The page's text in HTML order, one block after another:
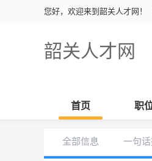
您好，欢迎来到韶关人才网！
韶关人才网
首页 职
全部信息 一句